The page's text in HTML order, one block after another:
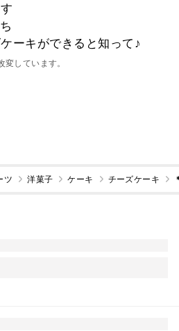
ーキができると知って♪
しています。
ツ 洋菓子 ケーキ チーズケーキ